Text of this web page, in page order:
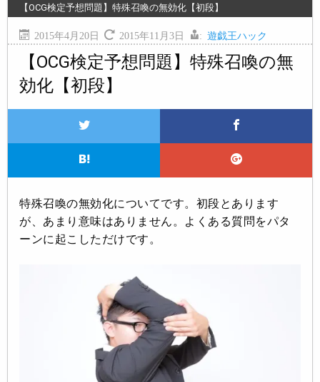
【OCG検定予想問題】特殊召喚の無効化【初段】
2015年4月20日 2015年11月3日 : 遊戯王ハック
【OCG検定予想問題】特殊召喚の無
効化【初段】
特殊召喚の無効化についてです。初段とあります
が、あまり意味はありません。よくある質問をパタ
ーンに起こしただけです。